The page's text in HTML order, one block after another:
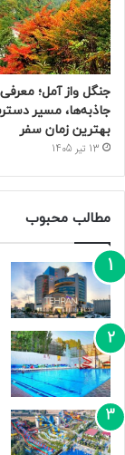
جنگل واز آمل؛
جاذبه‌ها، مسیر
بهترین زمان سفر
13 تیر 1405
مطالب محبوب